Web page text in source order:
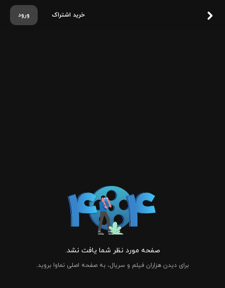
ورود خرید اشتراک
صفحه مورد نظر شما یافت نشد.
برای دیدن هزاران فیلم و سریال، به صفحه اصلی نماوا بروید.